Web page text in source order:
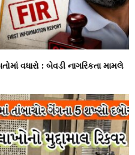
વધારો : બેવડી નાગરિકતા મામલે